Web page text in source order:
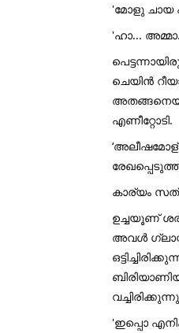
'മോളു ചായ
'ഹാ...
ചെയിൻ
എണീറ്റോടി.
‘അലീഷമോള്
കാര്യം
ഉച്ചയൂണ്
അവൾ
'ഇപ്പൊ